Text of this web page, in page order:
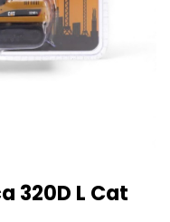
320D L Cat